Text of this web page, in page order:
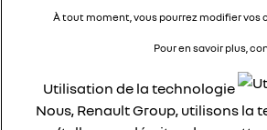
Pourquoi lorsque je coupe le
Austral ,début juillet , apparait
Merci de vos réponse et
message.
À tout moment, vous pourrez modifier vos
Pour en savoir plus,
Utilisation de la technologie
Nous, Renault Group, utilisons